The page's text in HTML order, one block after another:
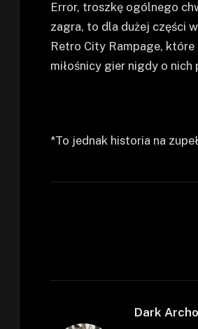
Error, troszkę ogólnego
zagra, to dla dużej części
Retro City Rampage,
miłośnicy gier nigdy o nich
*To jednak historia na
Dark